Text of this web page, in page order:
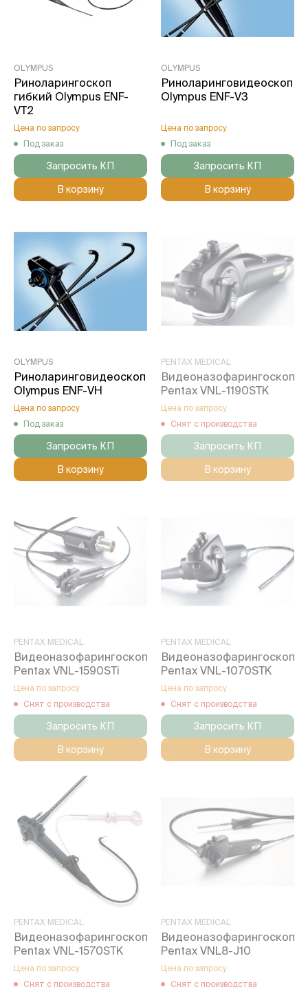
OLYMPUS
Риноларингоскоп
гибкий Olympus ENF-
VT2
Цена по запросу
Под заказ
Запросить КП
В корзину
OLYMPUS
Риноларинговидеоскоп
Olympus ENF-V3
Цена по запросу
Под заказ
Запросить КП
В корзину
OLYMPUS
Риноларинговидеоскоп
Olympus ENF-VH
Цена по запросу
Под заказ
Запросить КП
В корзину
PENTAX MEDICAL
Видеоназофарингоскоп
Pentax VNL-1190STK
Цена по запросу
Снят с производства
Запросить КП
В корзину
PENTAX MEDICAL
Видеоназофарингоскоп
Pentax VNL-1590STi
Цена по запросу
Снят с производства
Запросить КП
В корзину
PENTAX MEDICAL
Видеоназофарингоскоп
Pentax VNL-1070STK
Цена по запросу
Снят с производства
Запросить КП
В корзину
PENTAX MEDICAL
Видеоназофарингоскоп
Pentax VNL-1570STK
Цена по запросу
Снят с производства
PENTAX MEDICAL
Видеоназофарингоскоп
Pentax VNL8-J10
Цена по запросу
Снят с производства